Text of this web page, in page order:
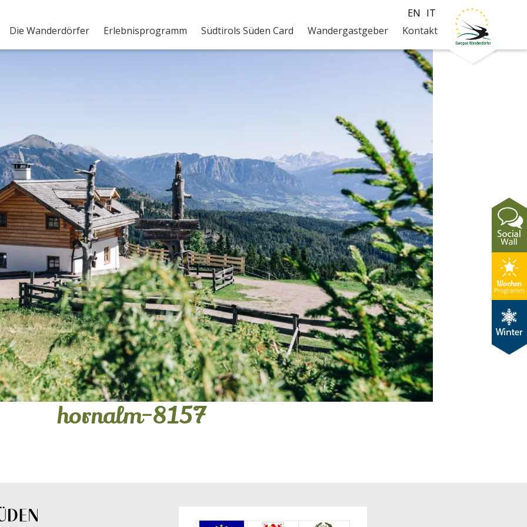
Die Wanderdörfer Erlebnisprogramm Südtirols Süden Card Wandergastgeber Kontakt
EN IT
hornalm-8157